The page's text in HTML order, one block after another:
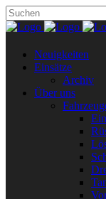
Neuigkeiten
Einsätze
Archiv
Über uns